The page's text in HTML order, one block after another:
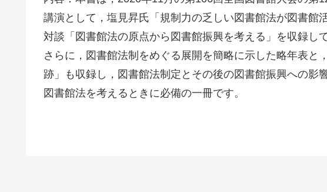
講演として，塩見昇氏「規制力の乏しい図書館法が図書館
対談「図書館法の原点から図書館振興を考える」を収録し
さらに，図書館法制をめぐる展開を簡略に示した略年表
跡」も収録し，図書館法制定とその後の図書館振興への影
図書館法を考えるときに必備の一冊です。